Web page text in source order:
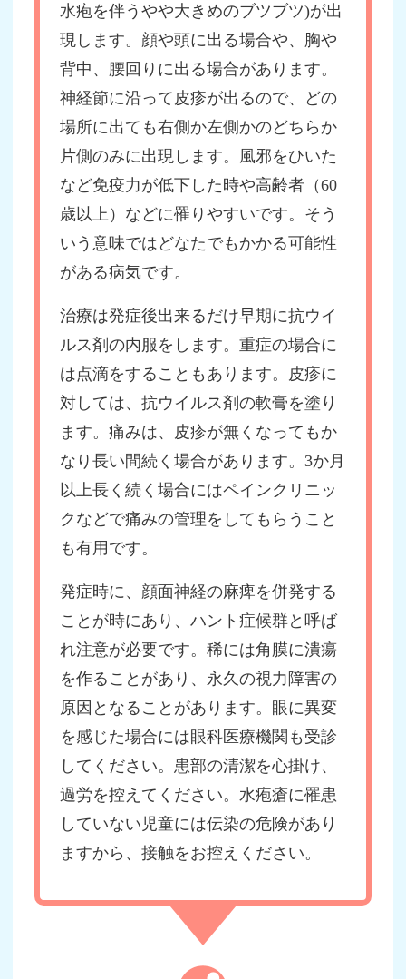
水疱を伴うやや大きめのブツブツ)が出
現します。顔や頭に出る場合や、胸や
背中、腰回りに出る場合があります。
神経節に沿って皮疹が出るので、どの
場所に出ても右側か左側かのどちらか
片側のみに出現します。風邪をひいた
など免疫力が低下した時や高齢者（60
歳以上）などに罹りやすいです。そう
いう意味ではどなたでもかかる可能性
がある病気です。
治療は発症後出来るだけ早期に抗ウイ
ルス剤の内服をします。重症の場合に
は点滴をすることもあります。皮疹に
対しては、抗ウイルス剤の軟膏を塗り
ます。痛みは、皮疹が無くなってもか
なり長い間続く場合があります。3か月
以上長く続く場合にはペインクリニッ
クなどで痛みの管理をしてもらうこと
も有用です。
発症時に、顔面神経の麻痺を併発する
ことが時にあり、ハント症候群と呼ば
れ注意が必要です。稀には角膜に潰瘍
を作ることがあり、永久の視力障害の
原因となることがあります。眼に異変
を感じた場合には眼科医療機関も受診
してください。患部の清潔を心掛け、
過労を控えてください。水疱瘡に罹患
していない児童には伝染の危険があり
ますから、接触をお控えください。